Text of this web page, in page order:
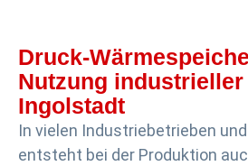
Druck-
Nutzung
Ingolstadt
In vielen Industriebetrieben
entsteht bei der Produktion